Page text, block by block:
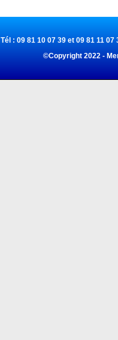
Tél : 09 81 10 07 39 et 09 81 11
©Copyright 2022 -